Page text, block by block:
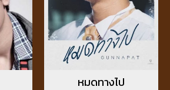
หมดทางไป